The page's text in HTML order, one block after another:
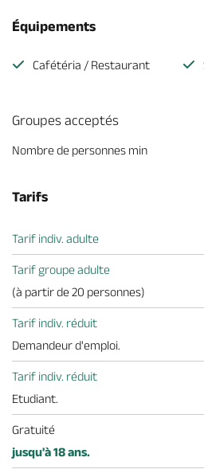
Équipements
Cafétéria / Restaurant
Groupes acceptés
Nombre de personnes min
Tarifs
Tarif indiv. adulte
Tarif groupe adulte
(à partir de 20 personnes)
Tarif indiv. réduit
Demandeur d'emploi.
Tarif indiv. réduit
Etudiant.
Gratuité
jusqu'à 18 ans.